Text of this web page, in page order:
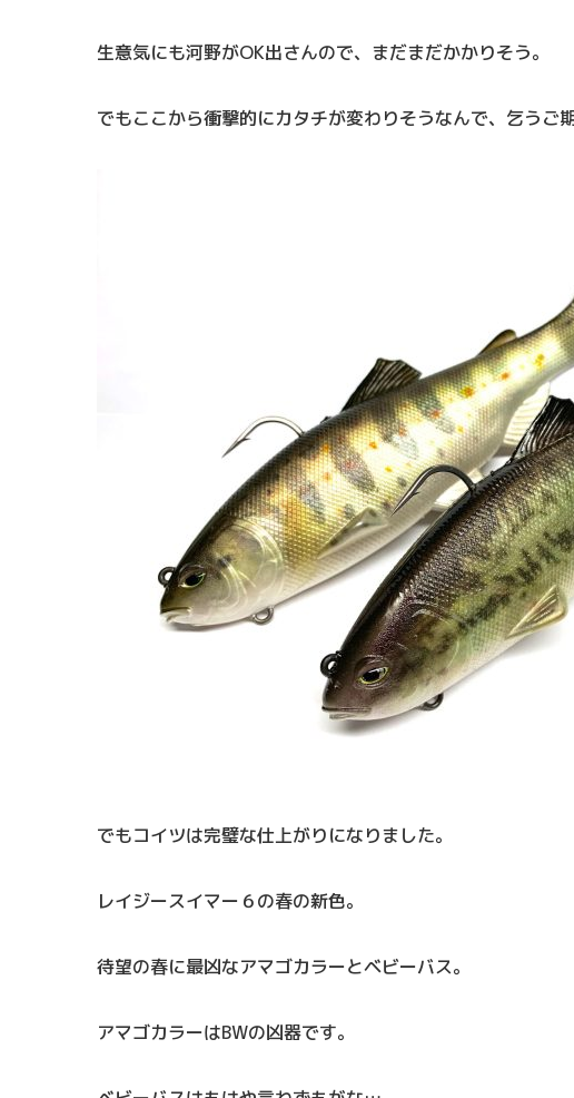
生意気にも河野がOK出さんので、まだまだかかりそう。
でもここから衝撃的にカタチが変わりそうなんで、乞うご期
でもコイツは完璧な仕上がりになりました。
レイジースイマー６の春の新色。
待望の春に最凶なアマゴカラーとベビーバス。
アマゴカラーはBWの凶器です。